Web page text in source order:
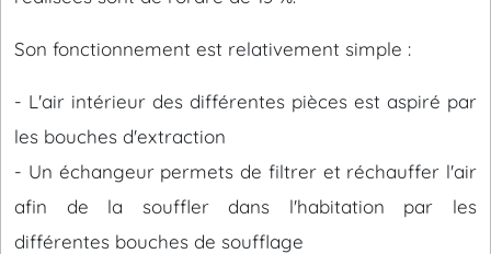
Son fonctionnement est relativement simple :
- L'air intérieur des différentes pièces est aspiré par
les bouches d'extraction
- Un échangeur permets de filtrer et réchauffer l'air
afin de la souffler dans l'habitation par les
différentes bouches de soufflage